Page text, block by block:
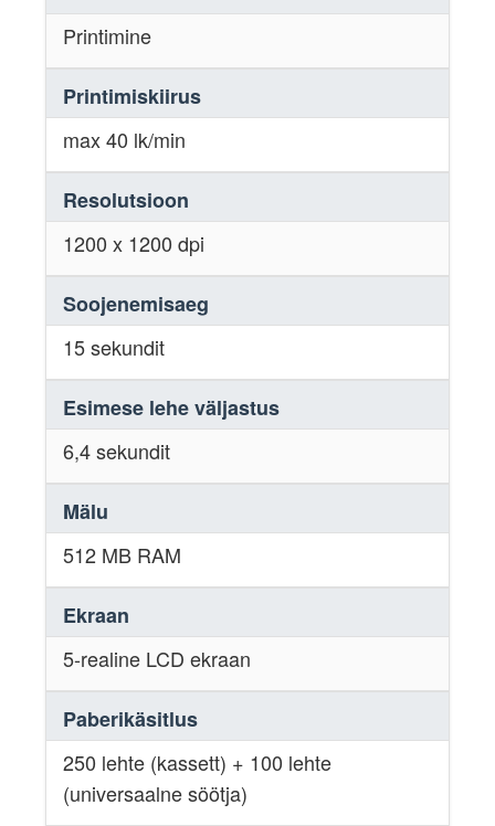
Printimine
Printimiskiirus
max 40 lk/min
Resolutsioon
1200 x 1200 dpi
Soojenemisaeg
15 sekundit
Esimese lehe väljastus
6,4 sekundit
Mälu
512 MB RAM
Ekraan
5-realine LCD ekraan
Paberikäsitlus
250 lehte (kassett) + 100 lehte
(universaalne söötja)